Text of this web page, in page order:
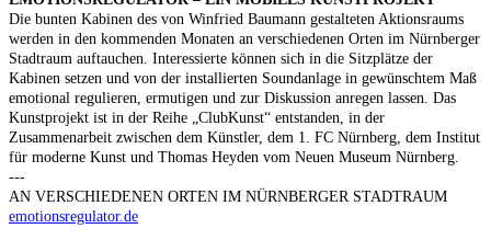
Die bunten Kabinen des von Winfried Baumann gestalteten Aktionsraums
werden in den kommenden Monaten an verschiedenen Orten im Nürnberger
Stadtraum auftauchen. Interessierte können sich in die Sitzplätze der
Kabinen setzen und von der installierten Soundanlage in gewünschtem Maß
emotional regulieren, ermutigen und zur Diskussion anregen lassen. Das
Kunstprojekt ist in der Reihe „ClubKunst“ entstanden, in der
Zusammenarbeit zwischen dem Künstler, dem 1. FC Nürnberg, dem Institut
für moderne Kunst und Thomas Heyden vom Neuen Museum Nürnberg.
---
AN VERSCHIEDENEN ORTEN IM NÜRNBERGER STADTRAUM
emotionsregulator.de